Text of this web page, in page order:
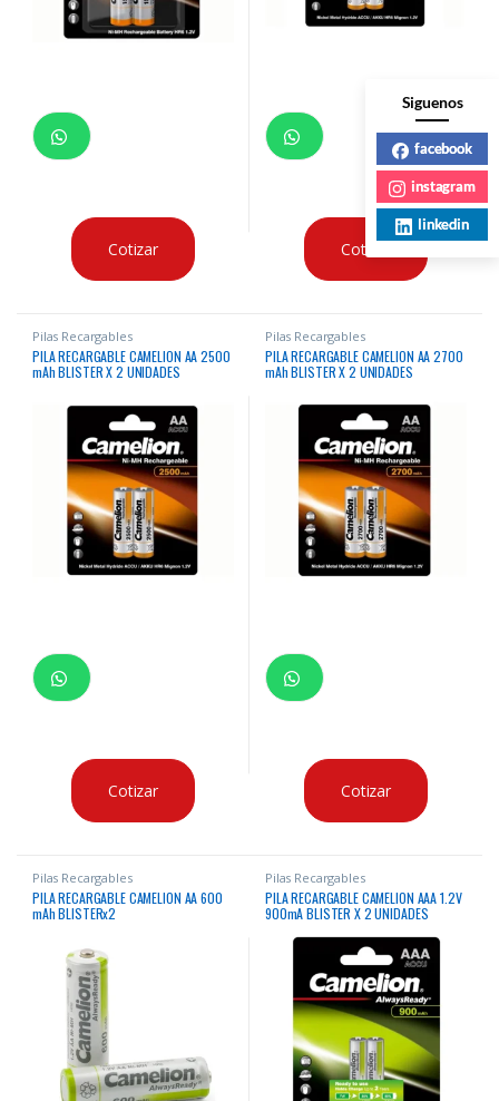
Cotizar Cotizar
Pilas Recargables
PILA RECARGABLE CAMELION AA 2500
mAh BLISTER X 2 UNIDADES
Cotizar
Pilas Recargables
PILA RECARGABLE CAMELION AA 2700
mAh BLISTER X 2 UNIDADES
Cotizar
Pilas Recargables
PILA RECARGABLE CAMELION AA 600
mAh BLISTERx2
Pilas Recargables
PILA RECARGABLE CAMELION AAA 1.2V
900mA BLISTER X 2 UNIDADES
Siguenos
facebook
instagram
linkedin